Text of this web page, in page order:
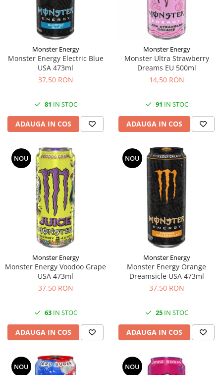
Monster Energy
Monster Energy Electric Blue
USA 473ml
37,50 RON
81 IN STOC
ADAUGA IN COS
Monster Energy
Monster Ultra Strawberry
Dreams EU 500ml
14,50 RON
91 IN STOC
ADAUGA IN COS
NOU
Monster Energy
Monster Energy Voodoo Grape
USA 473ml
37,50 RON
63IN STOC
ADAUGA IN COS
NOU
Monster Energy
Monster Energy Orange
Dreamsicle USA 473ml
37,50 RON
25IN STOC
ADAUGA IN COS
NOU NOU